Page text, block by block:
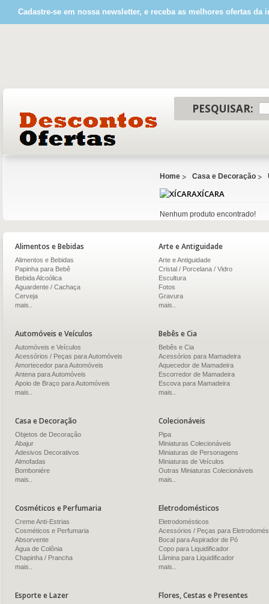
Cadastre-se em nossa newsletter, e receba as melhores ofertas da
PESQUISAR:
Home Casa e Decoração
XÍCARA
Nenhum produto encontrado!
Alimentos e Bebidas
Alimentos e Bebidas
Papinha para Bebê
Bebida Alcoólica
Aguardente / Cachaça
Cerveja
mais..
Arte e Antiguidade
Arte e Antiguidade
Cristal / Porcelana / Vidro
Escultura
Fotos
Gravura
mais..
Automóveis e Veículos
Automóveis e Veículos
Acessórios / Peças para Automóveis
Amortecedor para Automóveis
Antena para Automóveis
Apoio de Braço para Automóveis
mais..
Bebês e Cia
Bebês e Cia
Acessórios para Mamadeira
Aquecedor de Mamadeira
Escorredor de Mamadeira
Escova para Mamadeira
mais..
Casa e Decoração
Objetos de Decoração
Abajur
Adesivos Decorativos
Almofadas
Bomboniére
mais..
Colecionáveis
Pipa
Miniaturas Colecionáveis
Miniaturas de Personagens
Miniaturas de Veículos
Outras Miniaturas Colecionáveis
mais..
Cosméticos e Perfumaria
Creme Anti-Estrias
Cosméticos e Perfumaria
Absorvente
Água de Colônia
Chapinha / Prancha
mais..
Eletrodomésticos
Eletrodomésticos
Acessórios / Peças para
Bocal para Aspirador de Pó
Copo para Liquidificador
Lâmina para Liquidificador
mais..
Esporte e Lazer Flores, Cestas e Presentes